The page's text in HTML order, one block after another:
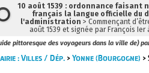
pittoresque des voyageurs dans la ville de)
: Villes / Dép. >Yonne (Bourgogne)
10 août 1539 : ordonnance faisant
français la langue officielle du
l'administration > Commençant
août 1539 et signée par François